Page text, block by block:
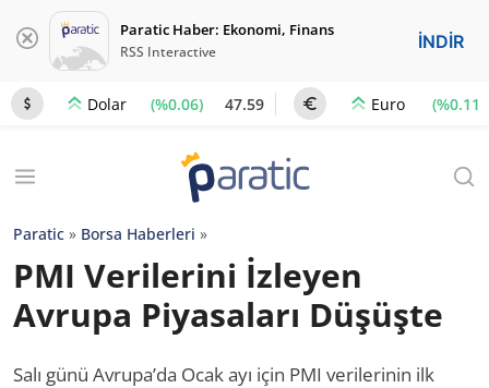
Paratic Haber: Ekonomi, Finans
RSS Interactive İNDİR
Dolar (%0.06) 47.59 Euro (%0.11)
Paratic » Borsa Haberleri »
PMI Verilerini İzleyen
Avrupa Piyasaları Düşüşte
Salı günü Avrupa’da Ocak ayı için PMI verilerinin ilk